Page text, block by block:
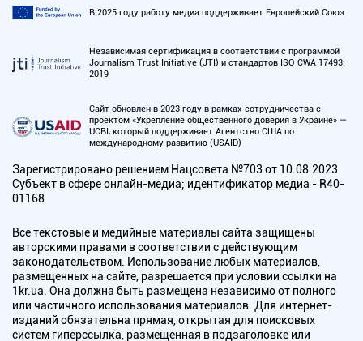
В 2025 году работу медиа поддерживает Европейский Союз
Независимая сертификация в соответствии с программой
Journalism Trust Initiative (JTI) и стандартов ISO CWA 17493:
2019
Сайт обновлен в 2023 году в рамках сотрудничества с
проектом «Укрепление общественного доверия в Украине» —
UCBI, который поддерживает Агентство США по
международному развитию (USAID)
Зарегистрировано решением Нацсовета №703 от 10.08.2023
Субъект в сфере онлайн-медиа; идентификатор медиа - R40-
01168
Все текстовые и медийные материалы сайта защищены
авторскими правами в соответствии с действующим
законодательством. Использование любых материалов,
размещенных на сайте, разрешается при условии ссылки на
1kr.ua. Она должна быть размещена независимо от полного
или частичного использования материалов. Для интернет-
изданий обязательна прямая, открытая для поисковых
систем гиперссылка, размещенная в подзаголовке или